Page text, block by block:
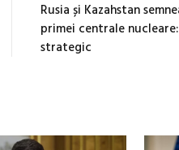
Rusia și Kazahstan
primei centrale
strategic